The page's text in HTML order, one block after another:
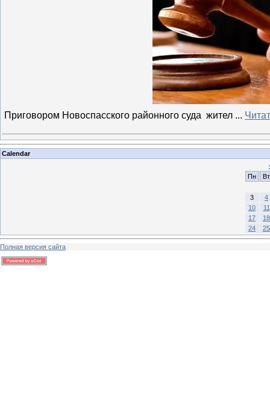
Приговором Новоспасского районного суда жител ...
Calendar
Пн
Вт
3
4
10
11
17
18
24
25
Полная версия сайта